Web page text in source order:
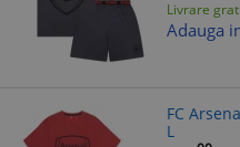
Livrare
Adauga
FC
L